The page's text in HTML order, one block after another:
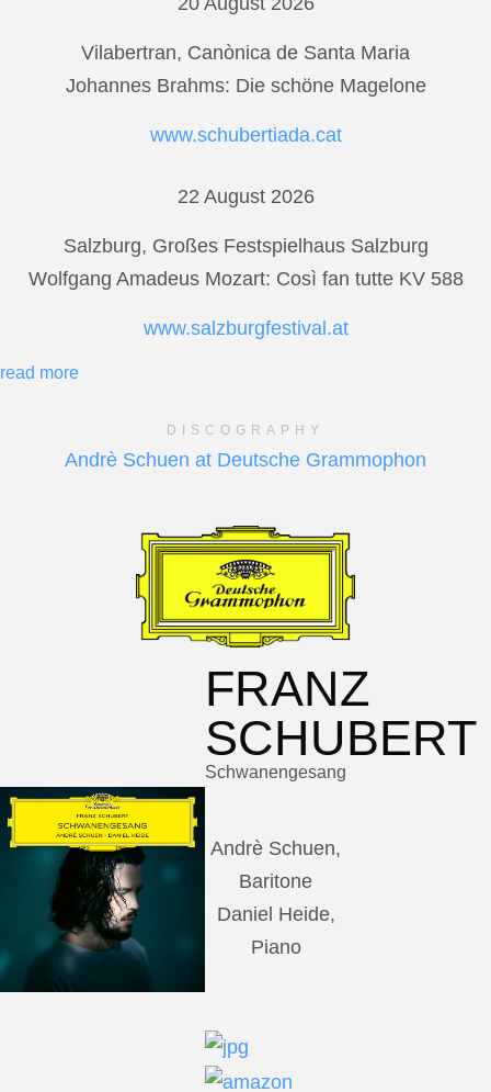
Vilabertran, Canònica de Santa Maria
Johannes Brahms: Die schöne Magelone
www.schubertiada.cat
22 August 2026
Salzburg, Großes Festspielhaus Salzburg
Wolfgang Amadeus Mozart: Così fan tutte KV 588
www.salzburgfestival.at
read more
DISCOGRAPHY
Andrè Schuen at Deutsche Grammophon
FRANZ
SCHUBERT
Schwanengesang
Andrè Schuen,
Baritone
Daniel Heide,
Piano